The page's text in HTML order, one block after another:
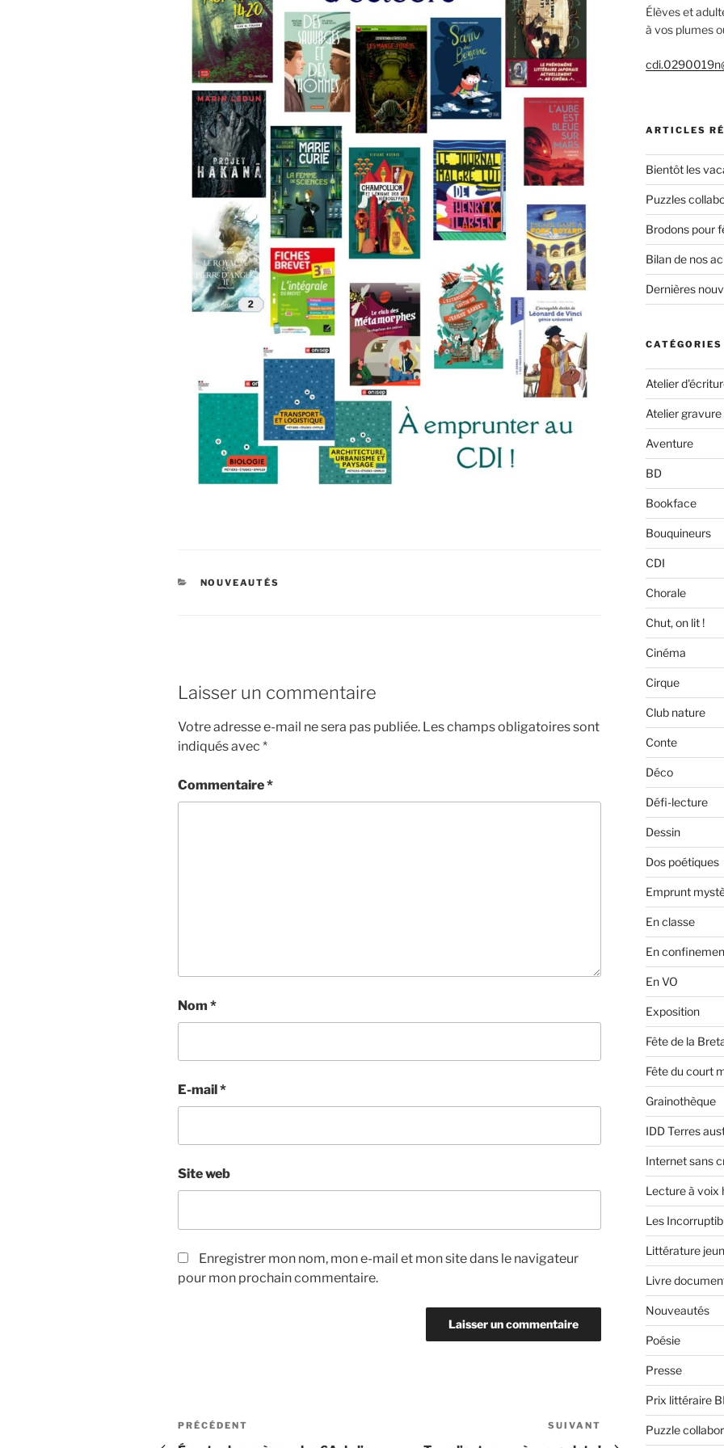
CATÉGORIES
NOUVEAUTÉS
Laisser un commentaire
Votre adresse e-mail ne sera pas publiée. Les champs obligatoires sont
indiqués avec *
Commentaire*
Nom *
E-mail*
Site web
Enregistrer mon nom, mon e-mail et mon site dans le navigateur
pour mon prochain commentaire.
Navigation
Article
PRÉCÉDENT SUIVANT
Élèves et
à vos plumes
ARTICLES
Bientôt les
Puzzles
Brodons pour
Bilan de nos
Dernières
CATÉGORIES
Atelier
Atelier gravure
Aventure
BD
Bookface
Bouquineurs
CDI
Chorale
Chut, on lit !
Cinéma
Cirque
Club nature
Conte
Déco
Défi-lecture
Dessin
Dos poétiques
Emprunt
En classe
En
En VO
Exposition
Fête de la
Fête du court
Grainothèque
IDD Terres
Internet sans
Lecture à voix
Les
Littérature
Livre
Nouveautés
Poésie
Presse
Prix littéraire
Puzzle